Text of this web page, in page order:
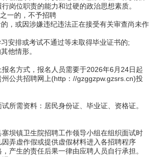
岗位职责的能力和过硬的政治思想素质。
的，不予招聘
或因涉嫌违纪违法正在接受有关审查尚未作
排或考试不通过等未取得毕业证书的;
他情形。
方式，报名人员需要于2026年6月24日起
公共招聘网上(http：//gzggzpw.gzsrs.cn)投
需资料：居民身份证、毕业证、资格证。
镇卫生院招聘工作领导小组在组织面试时
弄虚作假或提供虚假材料进入各招聘程序
产生的责任后果一律由应聘人员自行承担。